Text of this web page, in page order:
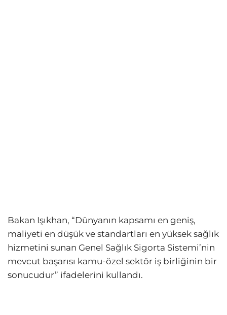
Bakan Işıkhan, “Dünyanın kapsamı en geniş,
maliyeti en düşük ve standartları en yüksek sağlık
hizmetini sunan Genel Sağlık Sigorta Sistemi’nin
mevcut başarısı kamu-özel sektör iş birliğinin bir
sonucudur” ifadelerini kullandı.